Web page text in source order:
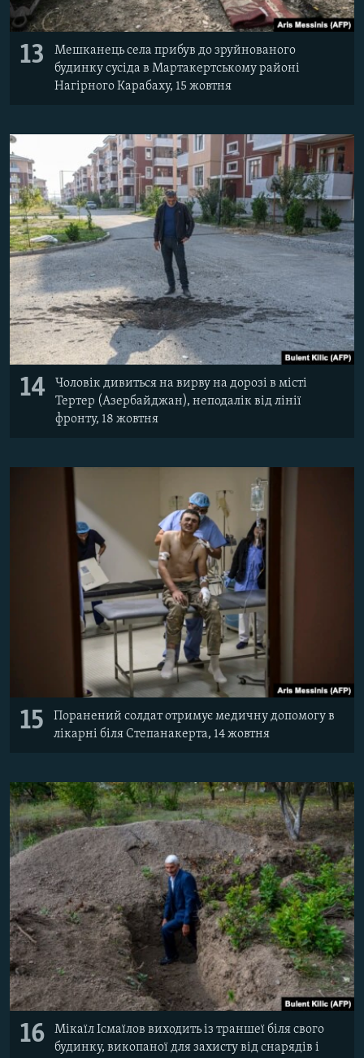
13
Мешканець села прибув до зруйнованого
будинку сусіда в Мартакертському районі
Нагірного Карабаху, 15 жовтня
14
Чоловік дивиться на вирву на дорозі в місті
Тертер (Азербайджан), неподалік від лінії
фронту, 18 жовтня
15
Поранений солдат отримує медичну допомогу в
лікарні біля Степанакерта, 14 жовтня
16
Мікаїл Ісмаїлов виходить із траншеї біля свого
будинку, викопаної для захисту від снарядів і